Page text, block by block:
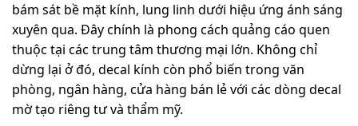
bám sát bề mặt kính, lung linh dưới hiệu ứng ánh sáng
xuyên qua. Đây chính là phong cách quảng cáo quen
thuộc tại các trung tâm thương mại lớn. Không chỉ
dừng lại ở đó, decal kính còn phổ biến trong văn
phòng, ngân hàng, cửa hàng bán lẻ với các dòng decal
mờ tạo riêng tư và thẩm mỹ.